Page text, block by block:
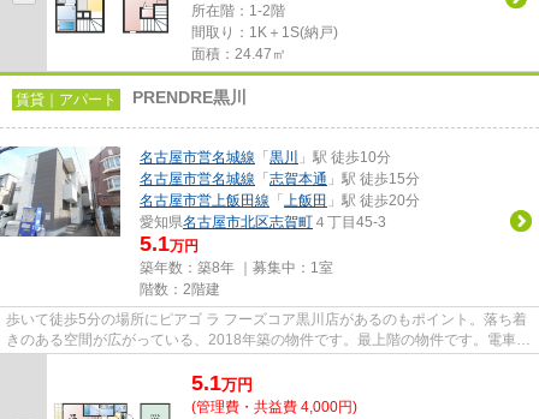
所在階：1-2階
間取り：1K＋1S(納戸)
面積：24.47㎡
賃貸｜アパート PRENDRE黒川
名古屋市営名城線 「 黒川
」駅 徒歩10分
名古屋市営名城線 「 志賀本通 」駅 徒歩15分
名古屋市営上飯田線 「 上飯田 」駅 徒歩20分
愛知県名古屋市北区志賀町 ４丁目45-3
5.1万円
築年数：築8年 ｜募集中： 1室
階数：2階建
歩いて徒歩5分の場所にピアゴ ラ フーズコア黒川店があるのもポイント。落ち着
きのある空間が広がっている、2018年築の物件です。最上階の物件です。電車移
5.1万円
(管理費・共益費 4,000円)